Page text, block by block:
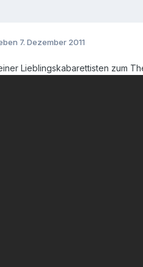
7. Dezember 2011
Lieblingskabarettisten zum